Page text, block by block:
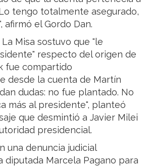
tengo totalmente asegurado,
afirmó el Gordo Dan.
Misa sostuvo que "le
respecto del origen de
fue compartido
desde la cuenta de Martín
dudas: no fue plantado. No
más al presidente", planteó
que desmintió a Javier Milei
presidencial.
una denuncia judicial
diputada Marcela Pagano para